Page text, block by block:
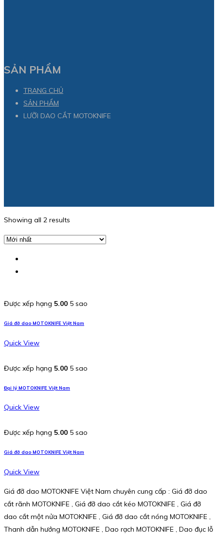
SẢN PHẨM
TRANG CHỦ
SẢN PHẨM
LƯỠI DAO CẮT MOTOKNIFE
Showing all 2 results
Được xếp hạng 5.00 5 sao
Giá đỡ dao MOTOKNIFE Việt Nam
Quick View
Được xếp hạng 5.00 5 sao
Đại lý MOTOKNIFE Việt Nam
Quick View
Được xếp hạng 5.00 5 sao
Giá đỡ dao MOTOKNIFE Việt Nam
Quick View
Giá đỡ dao MOTOKNIFE Việt Nam chuyên cung cấp : Giá đỡ dao
cắt rãnh MOTOKNIFE , Giá đỡ dao cắt kéo MOTOKNIFE , Giá đỡ
dao cắt một nửa MOTOKNIFE , Giá đỡ dao cắt nóng MOTOKNIFE ,
Thanh dẫn hướng MOTOKNIFE , Dao rạch MOTOKNIFE , Dao đục lỗ